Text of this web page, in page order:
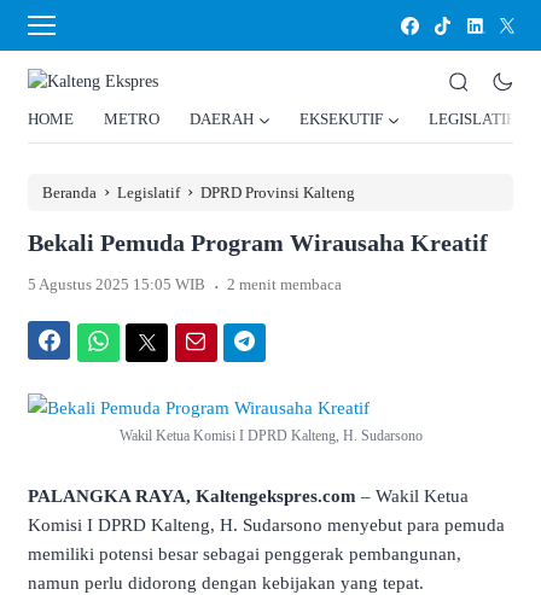
HOME METRO DAERAH EKSEKUTIF LEGISLATIF
Beranda › Legislatif › DPRD Provinsi Kalteng
Bekali Pemuda Program Wirausaha Kreatif
5 Agustus 2025 15:05 WIB . 2 menit membaca
Wakil Ketua Komisi I DPRD Kalteng, H. Sudarsono
PALANGKA RAYA, Kaltengekspres.com – Wakil Ketua
Komisi I DPRD Kalteng, H. Sudarsono menyebut para pemuda
memiliki potensi besar sebagai penggerak pembangunan,
namun perlu didorong dengan kebijakan yang tepat.